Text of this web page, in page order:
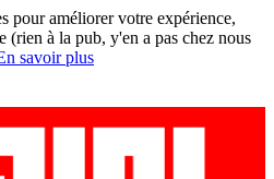
pour améliorer votre expérience,
(rien à la pub, y'en a pas chez nous
savoir plus